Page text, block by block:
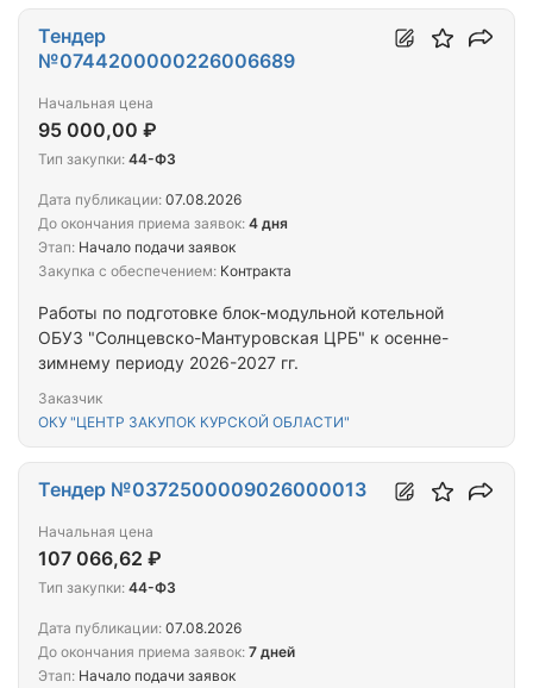
заменой на трубу ПЭ100 SDR17, диаметром 150 мм
протяженностью - 311 м. с применением ПЭ труб
диаметром 150 мм по ул. Крайняя от ул. Зеленая
Витаминкомби-нат; Капитальный ремонт водовода
с заменой на трубу ПЭ100 SDR17, диаметром 100
мм, протяженностью - 314 м с применением ПЭ
Зеленая до ул. Западная г. Краснодар, пос.
Витаминкомбинат
Работы по подготовке блок-модульной котельной
ОБУЗ "Солнцевско-Мантуровская ЦРБ" к осенне-
зимнему периоду 2026-2027 гг.
Заказчик
ОКУ "ЦЕНТР ЗАКУПОК КУРСКОЙ ОБЛАСТИ"
Тендер
№0744200000226006689
Начальная цена
95 000,00 ₽
Тип закупки: 44-ФЗ
Дата публикации: 07.08.2026
До окончания приема заявок: 4 дня
Этап: Начало подачи заявок
Закупка с обеспечением: Контракта
Тендер №0372500009026000013
Начальная цена
107 066,62 ₽
Тип закупки: 44-ФЗ
Дата публикации: 07.08.2026
До окончания приема заявок: 7 дней
Этап: Начало подачи заявок